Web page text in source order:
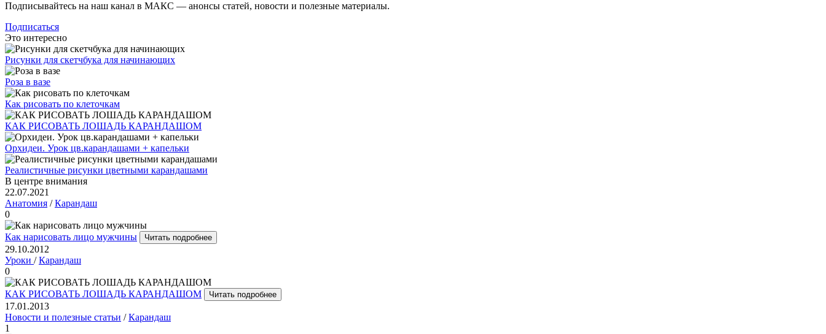
Подписывайтесь на наш канал в МАКС — анонсы статей, новости и полезные материалы.
Подписаться
Это интересно
Рисунки для скетчбука для начинающих
Роза в вазе
Как рисовать по клеточкам
КАК РИСОВАТЬ ЛОШАДЬ КАРАНДАШОМ
Орхидеи. Урок цв.карандашами + капельки
Реалистичные рисунки цветными карандашами
В центре внимания
22.07.2021
Анатомия /Карандаш
0
Как нарисовать лицо мужчины Читать подробнее
29.10.2012
Уроки /Карандаш
0
КАК РИСОВАТЬ ЛОШАДЬ КАРАНДАШОМ Читать подробнее
17.01.2013
Новости и полезные статьи /Карандаш
1